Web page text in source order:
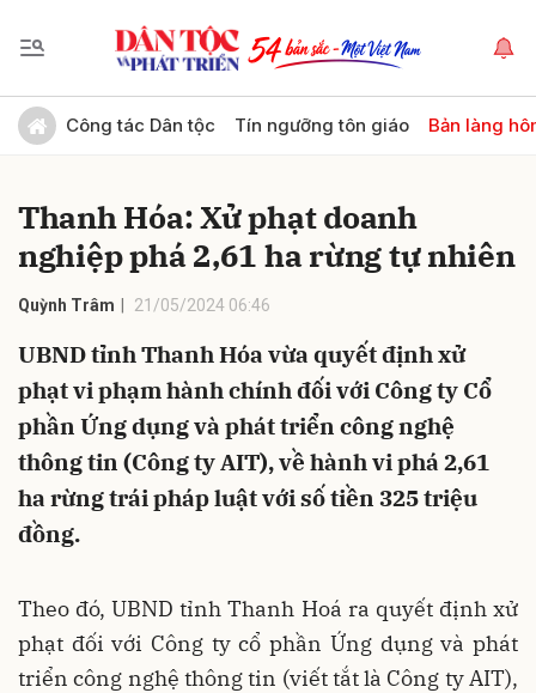
Công tác Dân tộc Tín ngưỡng tôn giáo Bản làng
Thanh Hóa: Xử phạt doanh
nghiệp phá 2,61 ha rừng tự nhiên
Quỳnh Trâm 21/05/2024 06:46
UBND tỉnh Thanh Hóa vừa quyết định xử
phạt vi phạm hành chính đối với Công ty Cổ
phần Ứng dụng và phát triển công nghệ
thông tin (Công ty AIT), về hành vi phá 2,61
ha rừng trái pháp luật với số tiền 325 triệu
đồng.
Theo đó, UBND tỉnh Thanh Hoá ra quyết định xử
phạt đối với Công ty cổ phần Ứng dụng và phát
triển công nghệ thông tin (viết tắt là Công ty AIT),
Gửi bình luận
Hủy Gửi